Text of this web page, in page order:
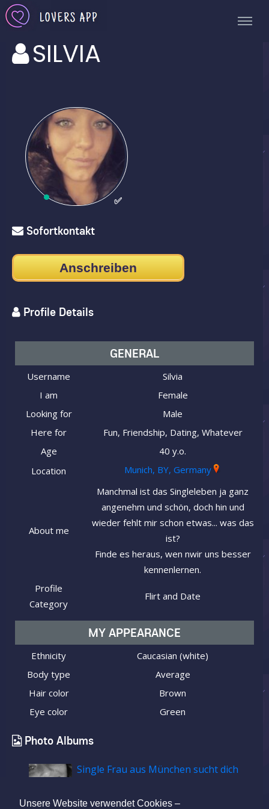
Unsere Website verwendet Cookies –
SILVIA
✅
Sofortkontakt
Anschreiben
Profile Details
GENERAL
Username
Silvia
I am
Female
Looking for
Male
Here for
Fun, Friendship, Dating, Whatever
Age
40 y.o.
Location
Munich, BY, Germany
About me
Manchmal ist das Singleleben ja ganz
angenehm und schön, doch hin und
wieder fehlt mir schon etwas... was das
ist?
Finde es heraus, wen nwir uns besser
kennenlernen.
Profile
Category
Flirt and Date
MY APPEARANCE
Ethnicity
Caucasian (white)
Body type
Average
Hair color
Brown
Eye color
Green
Photo Albums
Single Frau aus München sucht dich